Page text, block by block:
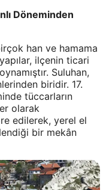
Döneminden
han ve hamama
ilçenin ticari
Suluhan,
biridir. 17.
tüccarların
olarak
edilerek, yerel el
bir mekân